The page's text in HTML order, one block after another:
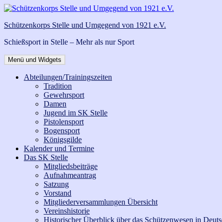
Zum
springen
Schützenkorps Stelle und Umgegend von 1921 e.V.
Schießsport in Stelle – Mehr als nur Sport
Menü und Widgets
Abteilungen/Trainingszeiten
Tradition
Gewehrsport
Damen
Jugend im SK Stelle
Pistolensport
Bogensport
Königsgilde
Kalender und Termine
Das SK Stelle
Mitgliedsbeiträge
Aufnahmeantrag
Satzung
Vorstand
Mitgliederversammlungen Übersicht
Vereinshistorie
Historischer Überblick über das Schützenwesen in